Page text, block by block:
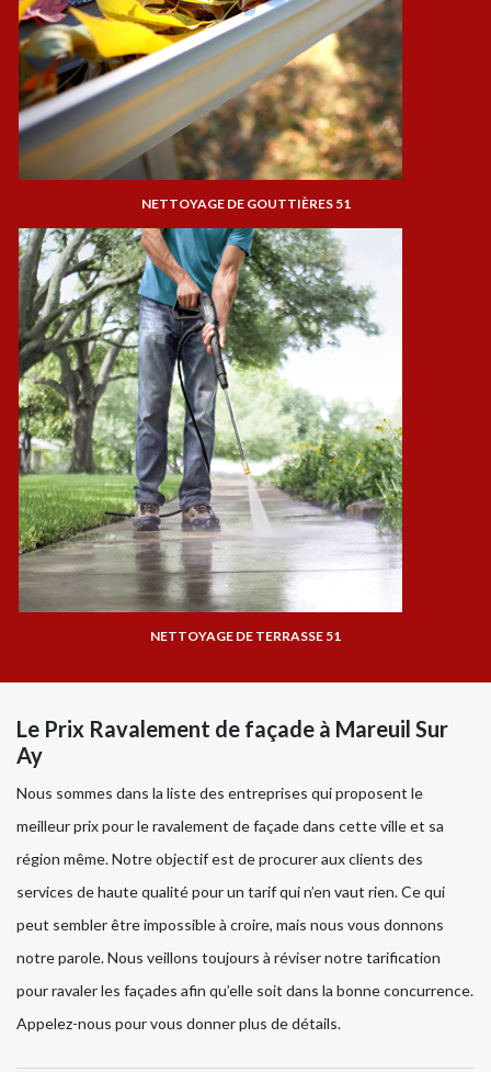
NETTOYAGE DE GOUTTIÈRES 51
NETTOYAGE DE TERRASSE 51
Le Prix Ravalement de façade à Mareuil Sur
Ay
Nous sommes dans la liste des entreprises qui proposent le
meilleur prix pour le ravalement de façade dans cette ville et sa
région même. Notre objectif est de procurer aux clients des
services de haute qualité pour un tarif qui n’en vaut rien. Ce qui
peut sembler être impossible à croire, mais nous vous donnons
notre parole. Nous veillons toujours à réviser notre tarification
pour ravaler les façades afin qu’elle soit dans la bonne concurrence.
Appelez-nous pour vous donner plus de détails.